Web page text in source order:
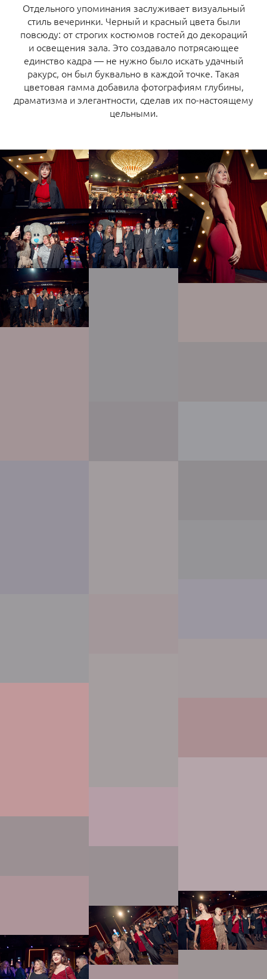
Отдельного упоминания заслуживает визуальный
стиль вечеринки. Черный и красный цвета были
повсюду: от строгих костюмов гостей до декораций
и освещения зала. Это создавало потрясающее
единство кадра — не нужно было искать удачный
ракурс, он был буквально в каждой точке. Такая
цветовая гамма добавила фотографиям глубины,
драматизма и элегантности, сделав их по-настоящему
цельными.